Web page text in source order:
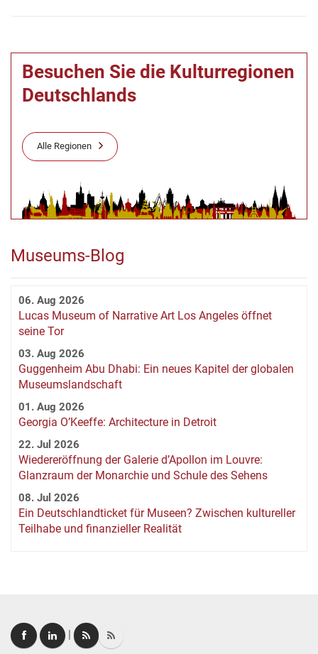
Besuchen Sie die Kulturregionen
Deutschlands
Alle Regionen
Museums-Blog
06. Aug 2026
Lucas Museum of Narrative Art Los Angeles öffnet
seine Tor
03. Aug 2026
Guggenheim Abu Dhabi: Ein neues Kapitel der globalen
Museumslandschaft
01. Aug 2026
Georgia O’Keeffe: Architecture in Detroit
22. Jul 2026
Wiedereröffnung der Galerie d’Apollon im Louvre:
Glanzraum der Monarchie und Schule des Sehens
08. Jul 2026
Ein Deutschlandticket für Museen? Zwischen kultureller
Teilhabe und finanzieller Realität
|